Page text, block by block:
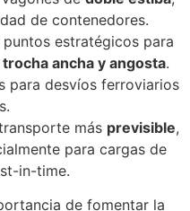
de contenedores.
estratégicos para
trocha ancha y angosta.
para desvíos ferroviarios
más previsible,
para cargas de
in-time.
de fomentar la